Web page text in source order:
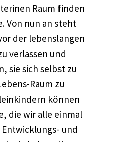
Raum finden
Von nun an steht
der lebenslangen
verlassen und
sie sich selbst zu
Raum zu
können
die wir alle einmal
und